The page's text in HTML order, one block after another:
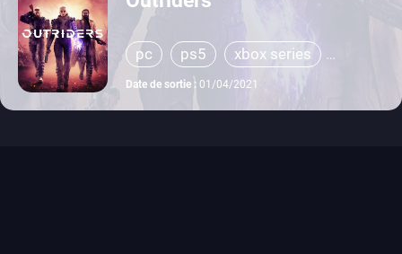
pc ps5
xbox series
stadia
ps4
Date de sortie : 01/04/2021